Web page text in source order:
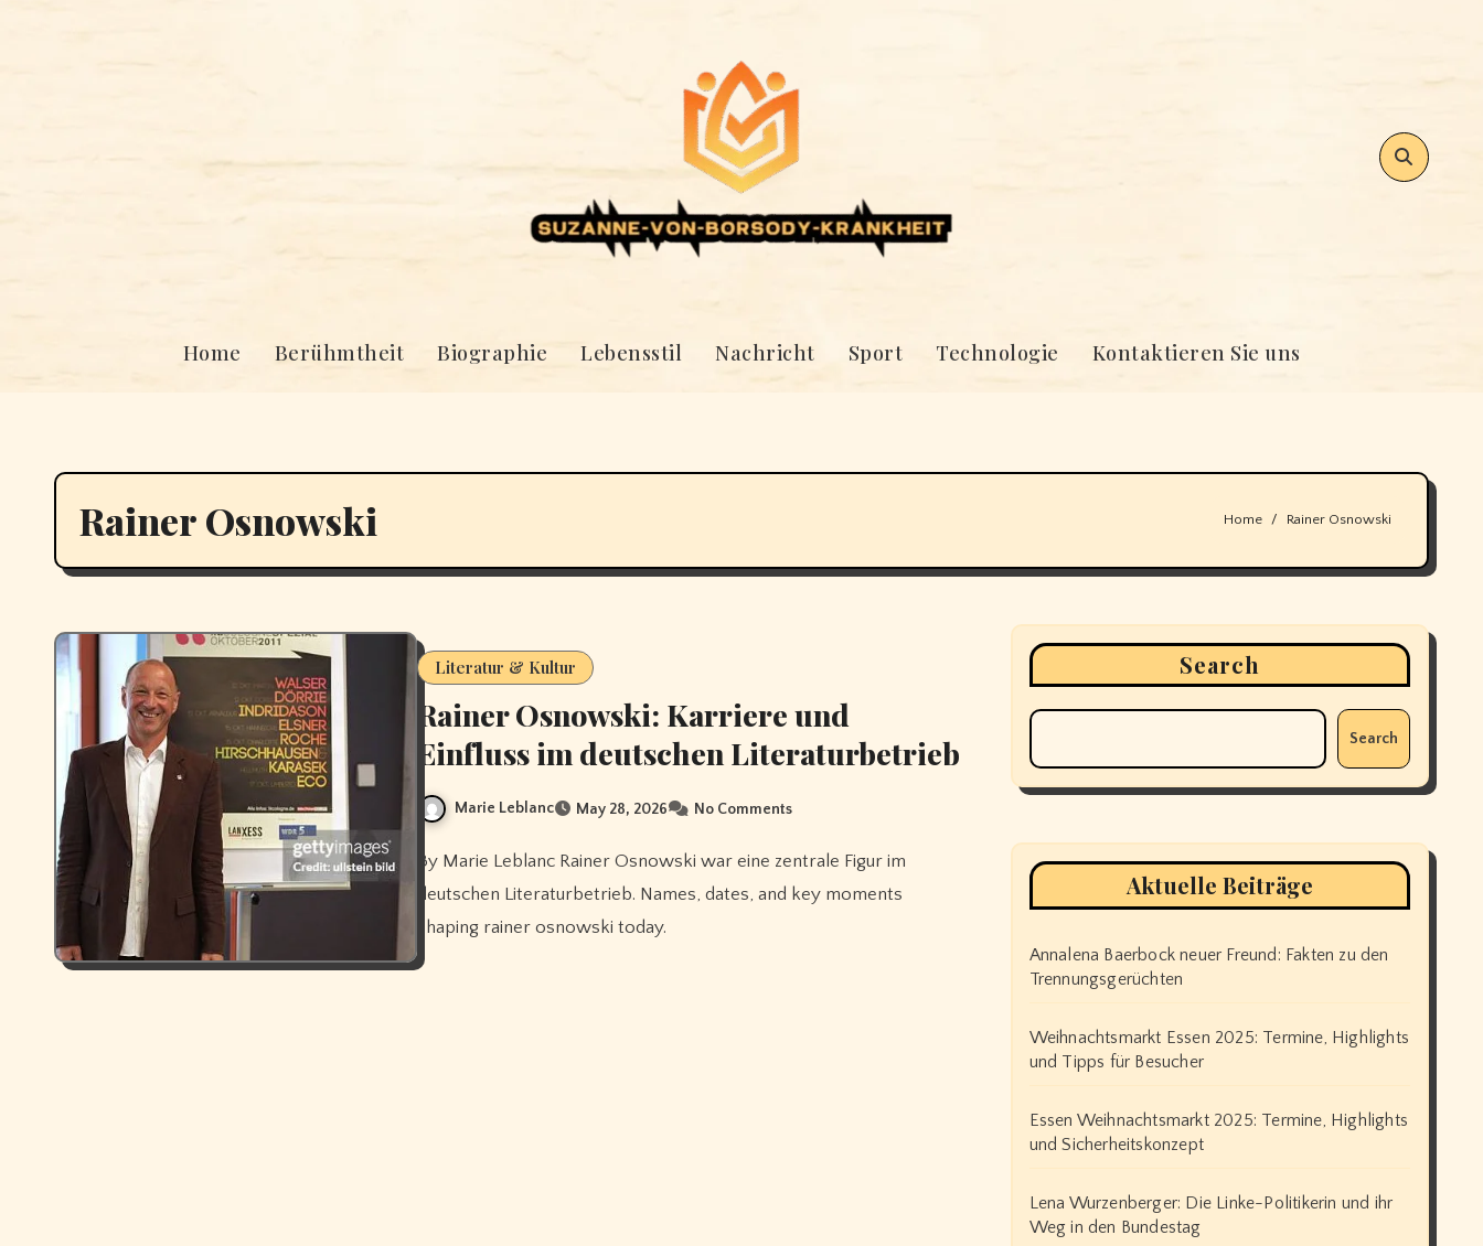
Home Berühmtheit Biographie Lebensstil Nachricht Sport Technologie Kontaktieren Sie uns
Rainer Osnowski Home Rainer Osnowski
Literatur & Kultur
Rainer Osnowski: Karriere und
Einfluss im deutschen Literaturbetrieb
Marie Leblanc May 28, 2026 No Comments
By Marie Leblanc Rainer Osnowski war eine zentrale Figur im
deutschen Literaturbetrieb. Names, dates, and key moments
shaping rainer osnowski today.
Search
Search
Aktuelle Beiträge
Annalena Baerbock neuer Freund: Fakten zu den
Trennungsgerüchten
Weihnachtsmarkt Essen 2025: Termine, Highlights
und Tipps für Besucher
Essen Weihnachtsmarkt 2025: Termine, Highlights
und Sicherheitskonzept
Lena Wurzenberger: Die Linke-Politikerin und ihr
Weg in den Bundestag